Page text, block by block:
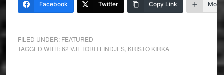
Facebook Twitter Copy Link More
FILED UNDER: FEATURED
TAGGED WITH:62 VJETORI I LINDJES, KRISTO KIRKA